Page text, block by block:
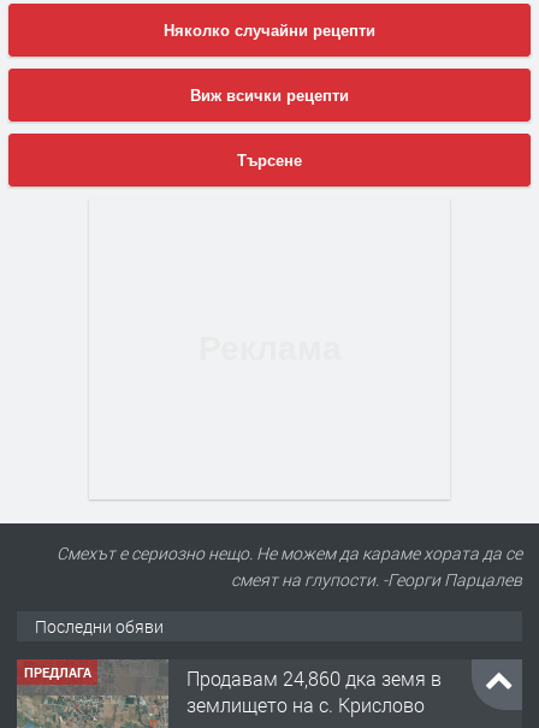
Няколко случайни рецепти
Виж всички рецепти
Търсене
Смехът е сериозно нещо. Не можем да караме хората да се
смеят на глупости. -Георги Парцалев
Последни обяви
ПРЕДЛАГА
Продавам 24,860 дка земя в
землището на с. Крислово